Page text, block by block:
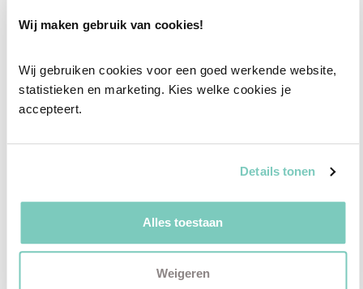
Wij maken gebruik van cookies!
Wij gebruiken cookies voor een goed werkende website,
statistieken en marketing. Kies welke cookies je
accepteert.
Details tonen
Alles toestaan
Weigeren
vanuit jouw wensen en behoeften een
✓ Afstyling aan huis
✓ Advies van onze woonspecialist
Ontdek welk advies het beste bij jou past met
een vrijblijvend gesprek in onze showroom.